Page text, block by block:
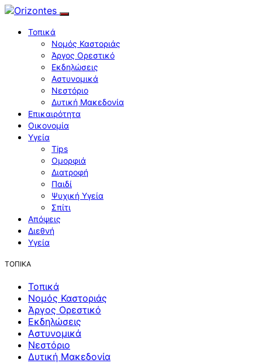
Τοπικά
Νομός Καστοριάς
Άργος Ορεστικό
Εκδηλώσεις
Αστυνομικά
Νεστόριο
Δυτική Μακεδονία
Επικαιρότητα
Οικονομία
Υγεία
Tips
Ομορφιά
Διατροφή
Παιδί
Ψυχική Υγεία
Σπίτι
Απόψεις
Διεθνή
Υγεία
ΤΟΠΙΚΑ
Τοπικά
Νομός Καστοριάς
Άργος Ορεστικό
Εκδηλώσεις
Αστυνομικά
Νεστόριο
Δυτική Μακεδονία